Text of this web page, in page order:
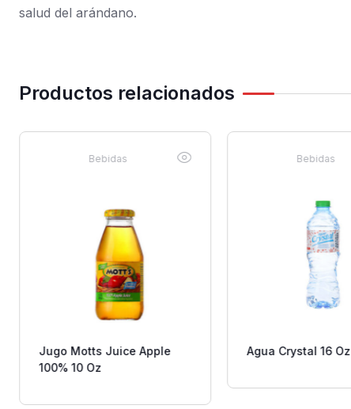
salud del arándano.
Productos relacionados
Bebidas
Jugo Motts Juice Apple
100% 10 Oz
Bebidas
Agua Crystal 16 Oz